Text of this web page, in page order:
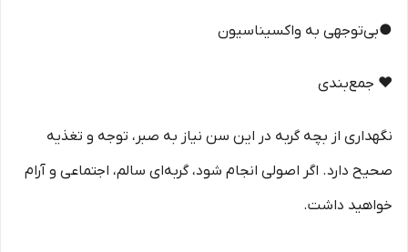
●بی‌توجهی به واکسیناسیون
❤️ جمع‌بندی
نگهداری از بچه گربه در این سن نیاز به صبر، توجه و تغذیه
صحیح دارد. اگر اصولی انجام شود، گربه‌ای سالم، اجتماعی و آرام
خواهید داشت.